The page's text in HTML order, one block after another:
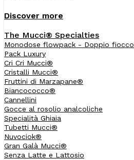
Discover more
The Mucci® Specialties
Monodose flowpack - Doppio fiocco
Pack Luxury
Cri Cri Mucci®
Cristalli Mucci®
Fruttini di Marzapane®
Biancococco®
Cannellini
Gocce al rosolio analcoliche
Specialità Ghiaia
Tubetti Mucci®
Nuvociok®
Gran Galà Mucci®
Senza Latte e Lattosio